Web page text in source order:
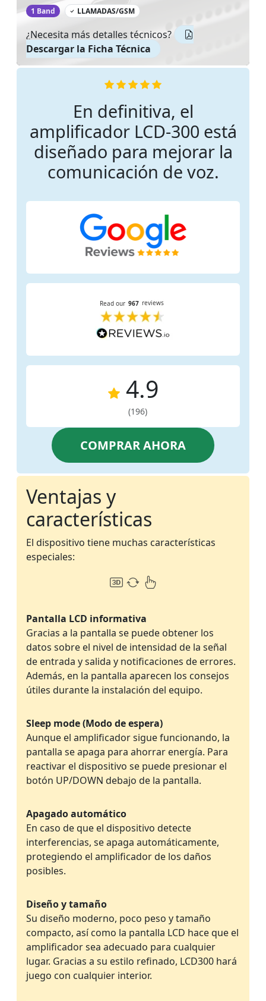
1 Band ‌ LLAMADAS/GSM
¿Necesita más detalles técnicos?
Descargar la Ficha Técnica
En definitiva, el
amplificador LCD-300 está
diseñado para mejorar la
comunicación de voz.
4.9
(196)
COMPRAR AHORA
Ventajas y
características
El dispositivo tiene muchas características
especiales:
Pantalla LCD informativa
Gracias a la pantalla se puede obtener los
datos sobre el nivel de intensidad de la señal
de entrada y salida y notificaciones de errores.
Además, en la pantalla aparecen los consejos
útiles durante la instalación del equipo.
Sleep mode (Modo de espera)
Aunque el amplificador sigue funcionando, la
pantalla se apaga para ahorrar energía. Para
reactivar el dispositivo se puede presionar el
botón UP/DOWN debajo de la pantalla.
Apagado automático
En caso de que el dispositivo detecte
interferencias, se apaga automáticamente,
protegiendo el amplificador de los daños
posibles.
Diseño y tamaño
Su diseño moderno, poco peso y tamaño
compacto, así como la pantalla LCD hace que el
amplificador sea adecuado para cualquier
lugar. Gracias a su estilo refinado, LCD300 hará
juego con cualquier interior.